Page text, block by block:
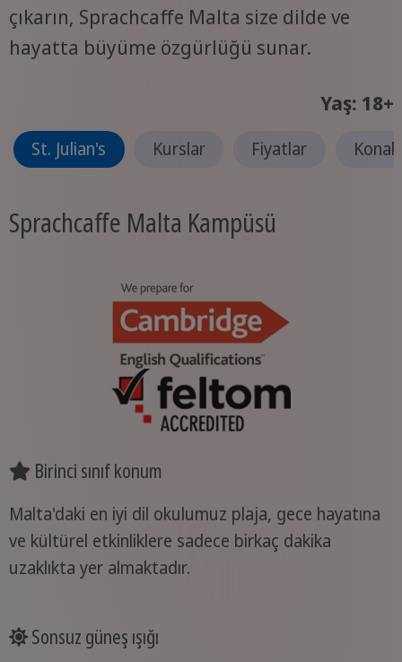
çıkarın, Sprachcaffe Malta size dilde ve
hayatta büyüme özgürlüğü sunar.
Yaş: 18+
St. Julian's Kurslar Fiyatlar
Sprachcaffe Malta Kampüsü
Birinci sınıf konum
Malta'daki en iyi dil okulumuz plaja, gece hayatına
ve kültürel etkinliklere sadece birkaç dakika
uzaklıkta yer almaktadır.
Sonsuz güneş ışığı